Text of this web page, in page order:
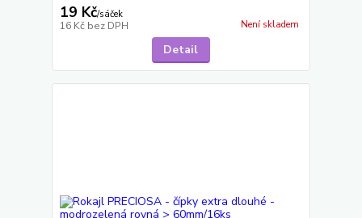
19 Kč/sáček
16 Kč bez DPH Není skladem
Detail